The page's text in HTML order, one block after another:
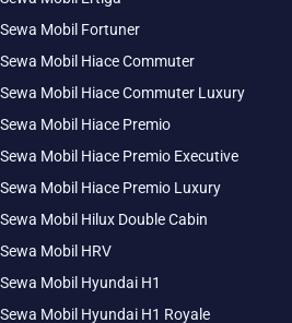
Sewa Mobil Fortuner
Sewa Mobil Hiace Commuter
Sewa Mobil Hiace Commuter Luxury
Sewa Mobil Hiace Premio
Sewa Mobil Hiace Premio Executive
Sewa Mobil Hiace Premio Luxury
Sewa Mobil Hilux Double Cabin
Sewa Mobil HRV
Sewa Mobil Hyundai H1
Sewa Mobil Hyundai H1 Royale